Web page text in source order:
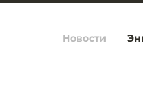
Новости